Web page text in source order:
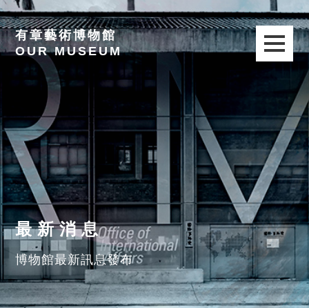
有章藝術博物館
OUR MUSEUM
最新消息
博物館最新訊息發布